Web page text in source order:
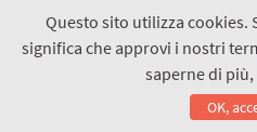
Questo sito utilizza cookies.
significa che approvi i nostri
saperne di
OK,